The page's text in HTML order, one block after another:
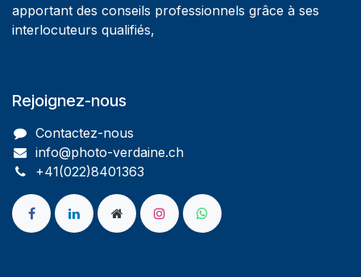
apportant des conseils professionnels grâce à ses
interlocuteurs qualifiés,
Rejoignez-nous
Contactez-nous
info@photo-verdaine.ch​
​​+41(022)8401363